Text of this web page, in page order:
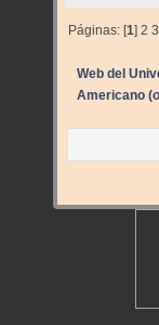
Páginas: [1]2 3
Web del
Americano